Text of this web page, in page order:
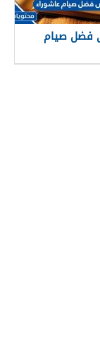
فضل صيام